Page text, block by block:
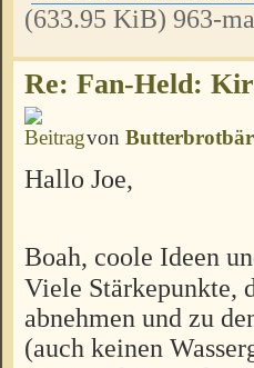
(633.95 KiB) 963-
Re: Fan-Held:
von Butterbrotbär
Hallo Joe,
Boah, coole Ideen
Viele Stärkepunkte,
abnehmen und zu
(auch keinen